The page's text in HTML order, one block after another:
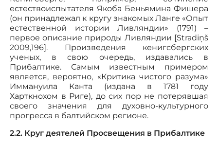
естествоиспытателя Якоба Беньямина Фишера
(он принадлежал к кругу знакомых Ланге «Опыт
естественной истории Ливляндии» (1791) –
первое описание природы Ливляндии [Stradiņš
2009,196]. Произведения кенигсбергских
ученых, в свою очередь, издавались в
Прибалтике. Самым известным примером
является, вероятно, «Критика чистого разума»
Иммануила Канта (издана в 1781 году
Харткнохом в Риге), до сих пор не потерявшая
своего значения для духовно-культурного
прогресса в балтийском регионе.
2.2. Круг деятелей Просвещения в Прибалтике